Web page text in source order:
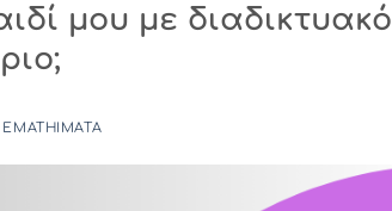
μου με διαδικτυακό
EMATHIMATA